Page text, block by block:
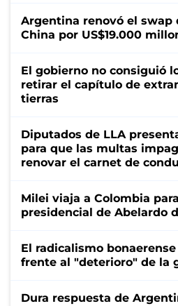
Argentina renovó el swap
China por US$19.000
El gobierno no consiguió
retirar el capítulo de
tierras
Diputados de LLA
para que las multas
renovar el carnet de
Milei viaja a Colombia
presidencial de Abelardo
El radicalismo
frente al "deterioro" de la
Dura respuesta de